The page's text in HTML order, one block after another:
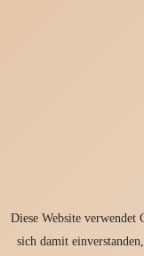
Diese Website verwendet
sich damit